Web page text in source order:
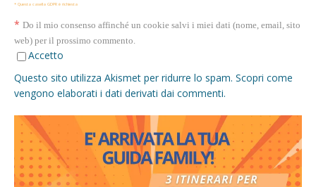
* Questa casella GDPR è richiesta
* Do il mio consenso affinché un cookie salvi i miei dati (nome, email, sito
web) per il prossimo commento.
Accetto
Questo sito utilizza Akismet per ridurre lo spam. Scopri come
vengono elaborati i dati derivati dai commenti.